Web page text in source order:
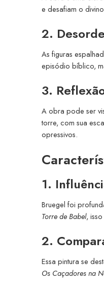
e desafiam o
2.
As figuras
episódio bíblico,
3.
A obra pode ser
torre, com sua
opressivos.
1.
Bruegel foi
Torre de Babel,
2.
Essa pintura se
Os Caçadores na